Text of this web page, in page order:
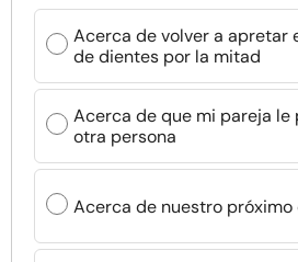
Acerca de volver a apretar
de dientes por la mitad
Acerca de que mi pareja le
otra persona
Acerca de nuestro